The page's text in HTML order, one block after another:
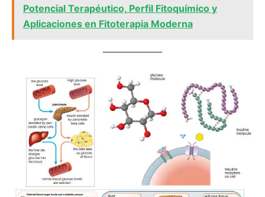
Potencial Terapéutico, Perfil Fitoquímico y
Aplicaciones en Fitoterapia Moderna